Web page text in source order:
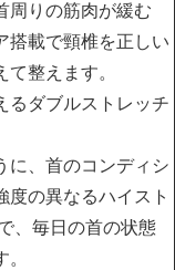
周りの筋肉が緩む
搭載で頸椎を正しい
整えます。
るダブルストレッチ
に、首のコンディシ
度の異なるハイスト
、毎日の首の状態